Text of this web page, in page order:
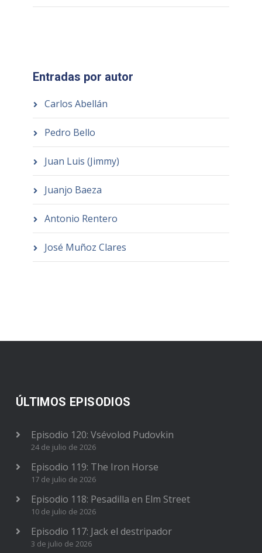
Entradas por autor
Carlos Abellán
Pedro Bello
Juan Luis (Jimmy)
Juanjo Baeza
Antonio Rentero
José Muñoz Clares
ÚLTIMOS EPISODIOS
Episodio 120: Vsévolod Pudovkin
24 de julio de 2026
Episodio 119: The Iron Horse
17 de julio de 2026
Episodio 118: Pesadilla en Elm Street
10 de julio de 2026
Episodio 117: Jack el destripador
3 de julio de 2026